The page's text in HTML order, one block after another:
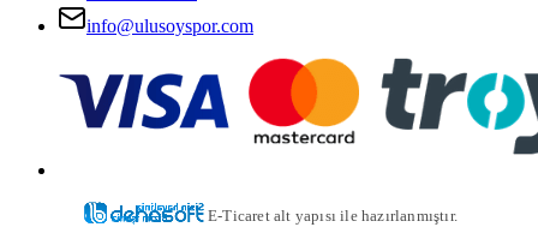
info@ulusoyspor.com
E-Ticaret alt yapısı ile hazırlanmıştır.